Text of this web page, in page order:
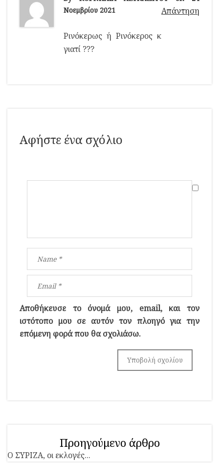
Νοεμβρίου 2021
Απάντηση
Ρινόκερως ή Ρινόκερος κ
γιατί ???
Αφήστε ένα σχόλιο
Αποθήκευσε το όνομά μου, email, και τον
ιστότοπο μου σε αυτόν τον πλοηγό για την
επόμενη φορά που θα σχολιάσω.
Προηγούμενο άρθρο
Ο ΣΥΡΙΖΑ, οι εκλογές...